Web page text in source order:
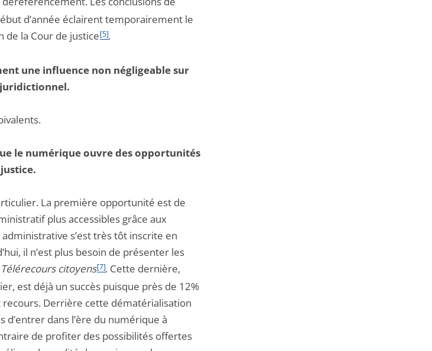
d’année éclairent temporairement le
de la Cour de justice[5].
une influence non négligeable sur
le numérique ouvre des opportunités
La première opportunité est de
plus accessibles grâce aux
s’est très tôt inscrite en
il n’est plus besoin de présenter les
Télérecours citoyens[7]. Cette dernière,
est déjà un succès puisque près de 12%
Derrière cette dématérialisation
d’entrer dans l’ère du numérique à
de profiter des possibilités offertes